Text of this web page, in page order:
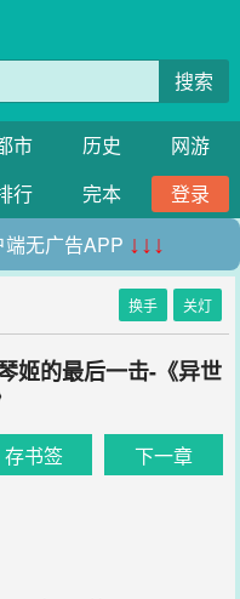
搜索
市 历史
网游
行 完本
登录
无广告APP ↓↓↓
换手 关灯
姬的最后一击-《异世
存书签 下一章